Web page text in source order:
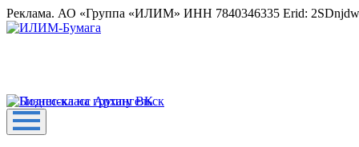
Реклама. АО «Группа «ИЛИМ» ИНН 7840346335 Erid: